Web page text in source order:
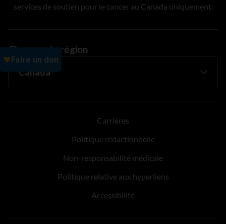
services de soutien pour le cancer au Canada uniquement.
Changer de région
Carrières
Politique rédactionnelle
Non-responsabilité médicale
Politique relative aux hyperliens
Accessibilité